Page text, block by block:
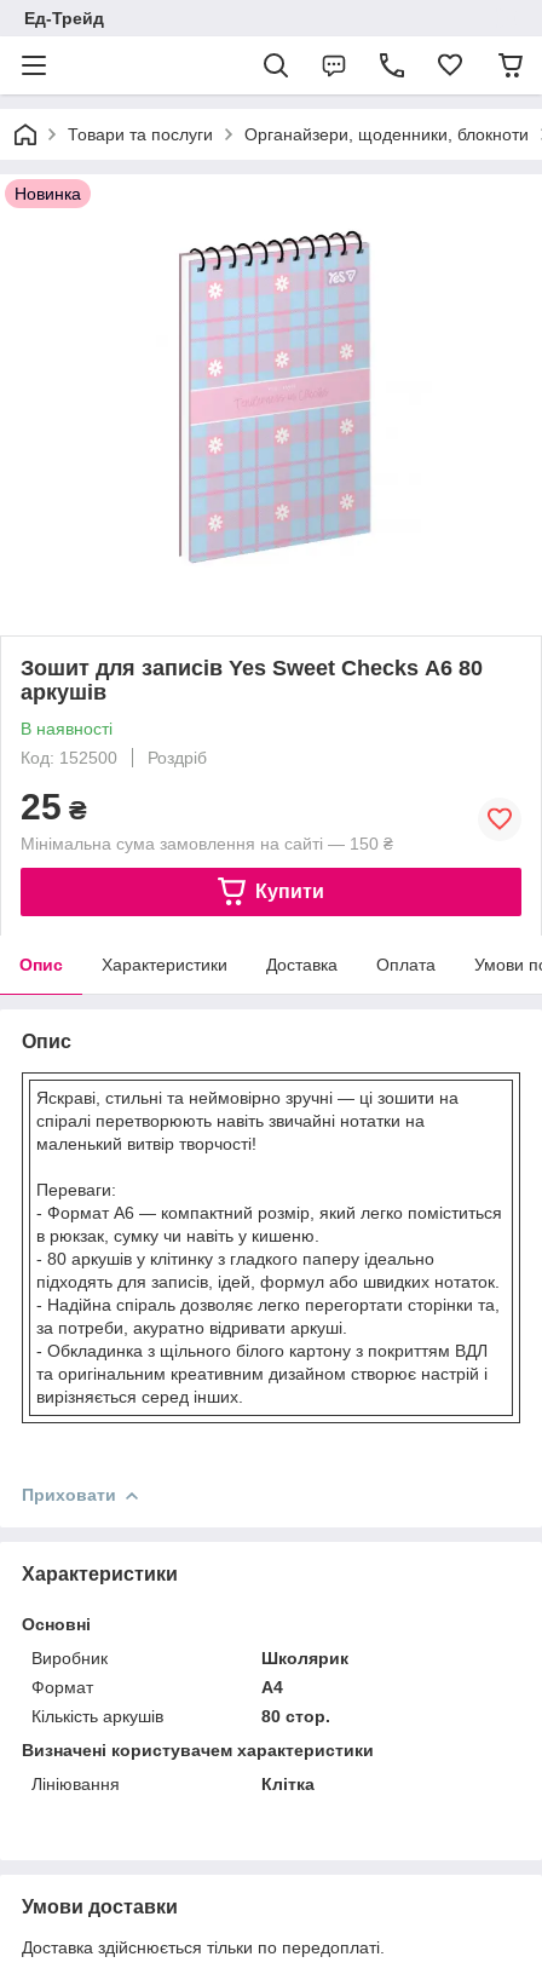
Ед-Трейд
Товари та послуги Органайзери, щоденники, блокноти
Новинка
Зошит для записів Yes Sweet Checks А6 80
аркушів
В наявності
Код: 152500
Роздріб
25 ₴
Мінімальна сума замовлення на сайті — 150 ₴
Купити
Опис Характеристики Доставка Оплата Умови
Опис
Яскраві, стильні та неймовірно зручні — ці зошити на
спіралі перетворюють навіть звичайні нотатки на
маленький витвір творчості!
Переваги:
- Формат А6 — компактний розмір, який легко поміститься
в рюкзак, сумку чи навіть у кишеню.
- 80 аркушів у клітинку з гладкого паперу ідеально
підходять для записів, ідей, формул або швидких нотаток.
- Надійна спіраль дозволяє легко перегортати сторінки та,
за потреби, акуратно відривати аркуші.
- Обкладинка з щільного білого картону з покриттям ВДЛ
та оригінальним креативним дизайном створює настрій і
вирізняється серед інших.
Приховати
Характеристики
Основні
Виробник
Школярик
Формат
A4
Кількість аркушів
80 стор.
Визначені користувачем характеристики
Лініювання
Клітка
Умови доставки
Доставка здійснюється тільки по передоплаті.